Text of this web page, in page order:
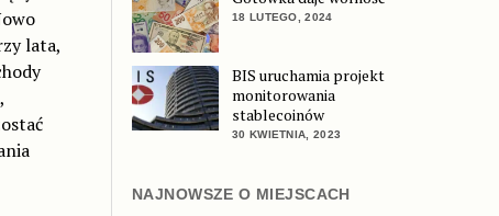
lata,
18 LUTEGO, 2024
BIS uruchamia projekt
monitorowania
stablecoinów
30 KWIETNIA, 2023
NAJNOWSZE O MIEJSCACH